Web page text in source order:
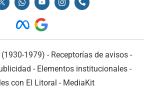
1979) - Receptorías de avisos -
- Elementos institucionales -
con El Litoral - MediaKit